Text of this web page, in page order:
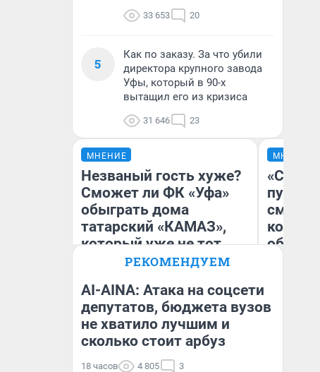
33 653 20
5
Как по заказу. За что убили
директора крупного завода
Уфы, который в 90-х
вытащил его из кризиса
31 646 23
МНЕНИЕ
Незваный гость хуже?
Сможет ли ФК «Уфа»
обыграть дома
татарский «КАМАЗ»,
который уже не тот
Антон Селиверстов
Журналист UFA1.RU
МНЕНИЕ
РЕКОМЕНДУЕМ
AI-AINA: Атака на соцсети
депутатов, бюджета вузов
не хватило лучшим и
сколько стоит арбуз
18 часов 4 805 3